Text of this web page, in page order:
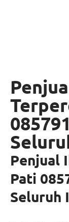
Penjual
Pati
Seluruh